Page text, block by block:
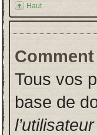
Haut
Tous vos
base de
l’utilisateur